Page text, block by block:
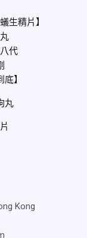
生精片】
代
】
丸
Kong